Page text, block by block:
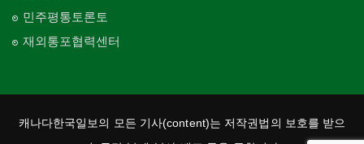
민주평통토론토
재외통포협력센터
캐나다한국일보의 모든 기사(content)는 저작권법의 보호를 받으